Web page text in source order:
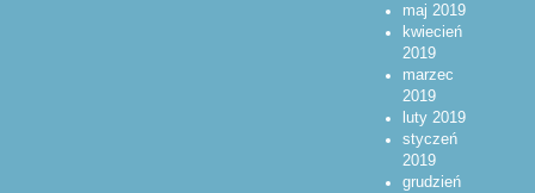
maj 2019
kwiecień
2019
marzec
2019
luty 2019
styczeń
2019
grudzień